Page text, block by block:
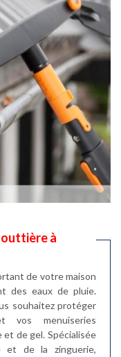
à
de votre maison
des eaux de pluie.
souhaitez protéger
vos menuiseries
de gel. Spécialisée
et de la zinguerie,